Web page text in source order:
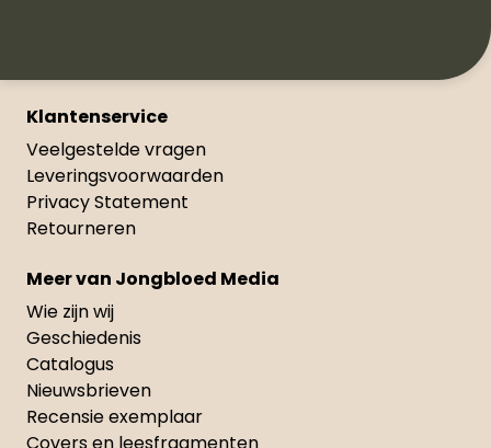
Klantenservice
Veelgestelde vragen
Leveringsvoorwaarden
Privacy Statement
Retourneren
Meer van Jongbloed Media
Wie zijn wij
Geschiedenis
Catalogus
Nieuwsbrieven
Recensie exemplaar
Covers en leesfragmenten